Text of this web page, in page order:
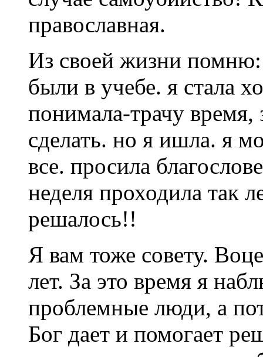
православная.
Из своей жизни помню:
были в учебе. я стала
понимала-трачу время,
сделать. но я ишла. я
все. просила
неделя проходила так
решалось!!
Я вам тоже совету.
лет. За это время я
проблемные люди, а
Бог дает и помогает